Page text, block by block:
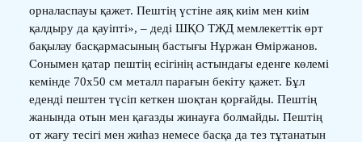
орналаспауы қажет. Пештің үстіне аяқ киім мен киім
қалдыру да қауіпті», – деді ШҚО ТЖД мемлекеттік өрт
бақылау басқармасының бастығы Нұржан Өміржанов.
Сонымен қатар пештің есігінің астындағы еденге көлемі
кемінде 70х50 см металл парағын бекіту қажет. Бұл
еденді пештен түсіп кеткен шоқтан қорғайды. Пештің
жанында отын мен қағазды жинауға болмайды. Пештің
от жағу тесігі мен жиһаз немесе басқа да тез тұтанатын